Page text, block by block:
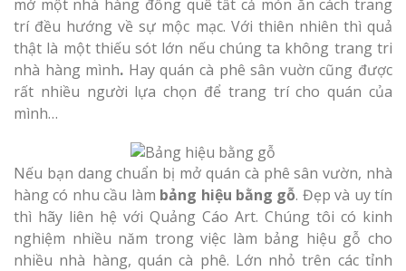
mở một nhà hàng đồng quê tất cả món ăn cách trang
trí đều hướng về sự mộc mạc. Với thiên nhiên thì quả
thật là một thiếu sót lớn nếu chúng ta không trang tri
nhà hàng mình. Hay quán cà phê sân vuờn cũng được
rất nhiều người lựa chọn để trang trí cho quán của
mình…
Nếu bạn dang chuẩn bị mở quán cà phê sân vườn, nhà
hàng có nhu cầu làm bảng hiệu bằng gỗ. Đẹp và uy tín
thì hãy liên hệ với Quảng Cáo Art. Chúng tôi có kinh
nghiệm nhiều năm trong việc làm bảng hiệu gỗ cho
nhiều nhà hàng, quán cà phê. Lớn nhỏ trên các tỉnh